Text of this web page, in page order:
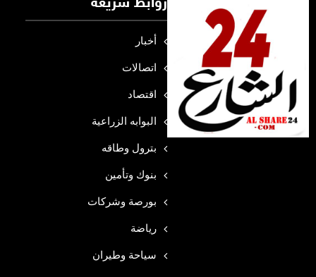
روابط سريعة
أخبار
اتصالات
اقتصاد
البوابه الزراعية
بترول وطاقه
بنوك وتأمين
بورصة وشركات
رياضة
سياحة وطيران